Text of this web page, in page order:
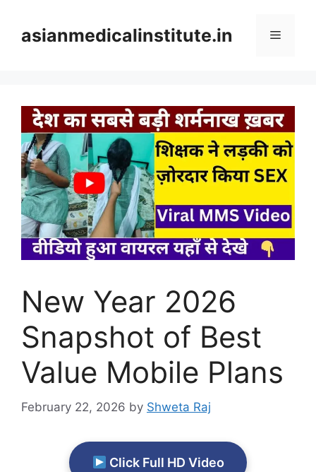
contentasianmedicalinstitute.in Menu
New Year 2026
Snapshot of Best
Value Mobile Plans
February 22, 2026 by Shweta Raj
Click Full HD Video